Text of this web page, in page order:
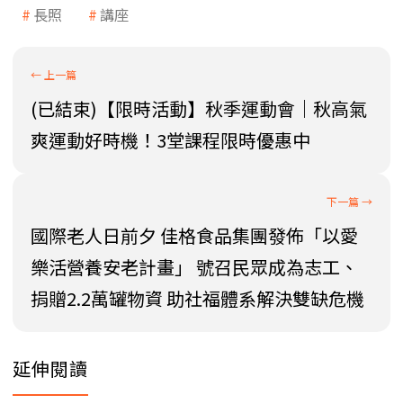
長照 講座
(已結束)【限時活動】秋季運動會｜秋高氣
爽運動好時機！3堂課程限時優惠中
國際老人日前夕 佳格食品集團發佈「以愛
樂活營養安老計畫」 號召民眾成為志工、
捐贈2.2萬罐物資 助社福體系解決雙缺危機
延伸閱讀